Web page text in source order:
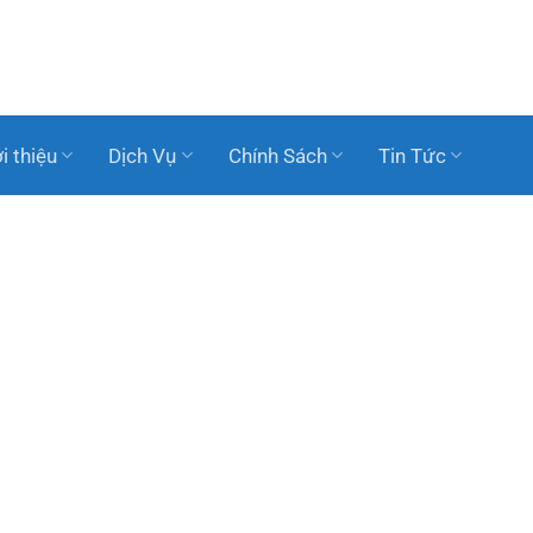
thiệu Dịch Vụ Chính Sách Tin Tức